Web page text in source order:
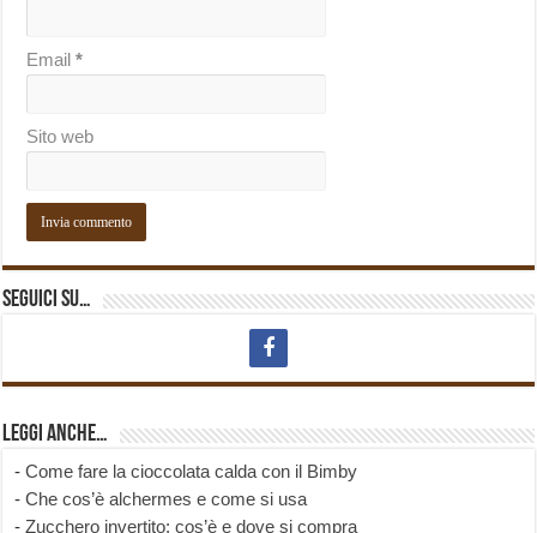
Email*
Sito web
Seguici su…
Leggi anche…
-Come fare la cioccolata calda con il Bimby
-Che cos’è alchermes e come si usa
-Zucchero invertito: cos’è e dove si compra